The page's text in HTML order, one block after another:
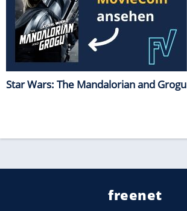
Star Wars: The Mandalorian and Grogu
freenet